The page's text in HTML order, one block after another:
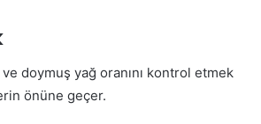
doymuş yağ oranını kontrol etmek
önüne geçer.